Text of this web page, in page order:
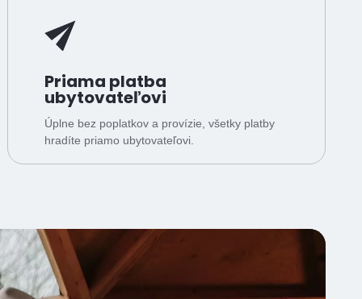
Priama platba
ubytovateľovi
Úplne bez poplatkov a provízie, všetky platby
hradíte priamo ubytovateľovi.